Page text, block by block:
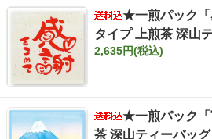
★一煎パック
タイプ 上煎茶 深山
入 まとめ買いセッ
2,635円(税込)
★一煎パック
茶 深山ティーバッ